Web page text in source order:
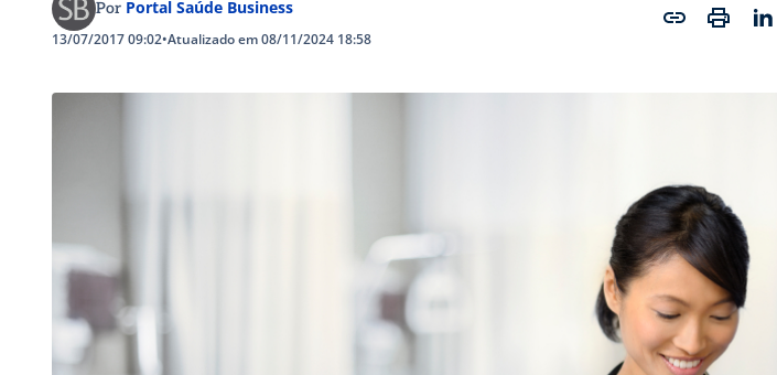
Por Portal Saúde Business
13/07/2017 09:02•Atualizado em 08/11/2024 18:58